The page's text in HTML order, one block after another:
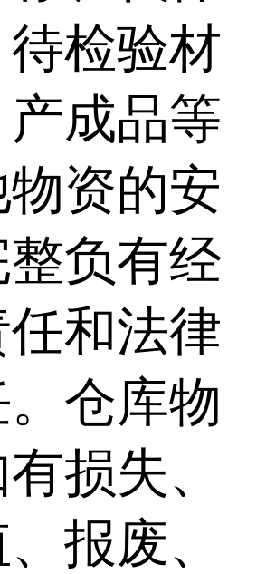
检验材
成品等
资的安
负有经
和法律
仓库物
损失、
报废、